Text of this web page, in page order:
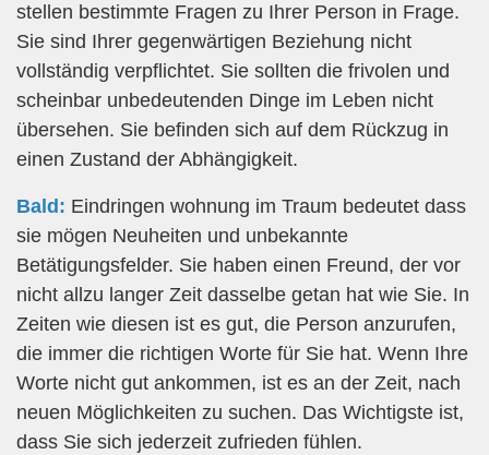
stellen bestimmte Fragen zu Ihrer Person in Frage.
Sie sind Ihrer gegenwärtigen Beziehung nicht
vollständig verpflichtet. Sie sollten die frivolen und
scheinbar unbedeutenden Dinge im Leben nicht
übersehen. Sie befinden sich auf dem Rückzug in
einen Zustand der Abhängigkeit.
Bald: Eindringen wohnung im Traum bedeutet dass
sie mögen Neuheiten und unbekannte
Betätigungsfelder. Sie haben einen Freund, der vor
nicht allzu langer Zeit dasselbe getan hat wie Sie. In
Zeiten wie diesen ist es gut, die Person anzurufen,
die immer die richtigen Worte für Sie hat. Wenn Ihre
Worte nicht gut ankommen, ist es an der Zeit, nach
neuen Möglichkeiten zu suchen. Das Wichtigste ist,
dass Sie sich jederzeit zufrieden fühlen.